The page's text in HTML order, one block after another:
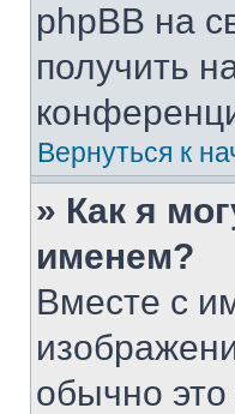
phpBB на
получить
Вернуться к
» Как я
именем?
Вместе с
обычно это